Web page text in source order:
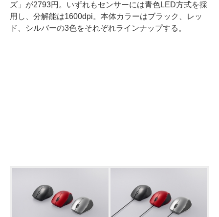
ズ」が2793円。いずれもセンサーには青色LED方式を採
用し、分解能は1600dpi。本体カラーはブラック、レッ
ド、シルバーの3色をそれぞれラインナップする。